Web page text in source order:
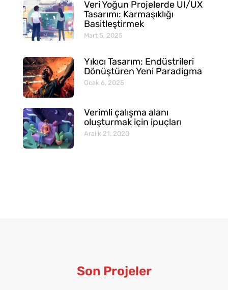
Veri Yoğun Projelerde UI/UX
Tasarımı: Karmaşıklığı
Basitleştirmek
Mart 5, 2025
Yıkıcı Tasarım: Endüstrileri
Dönüştüren Yeni Paradigma
Ocak 6, 2025
Verimli çalışma alanı
oluşturmak için ipuçları
Aralık 21, 2020
Son Projeler